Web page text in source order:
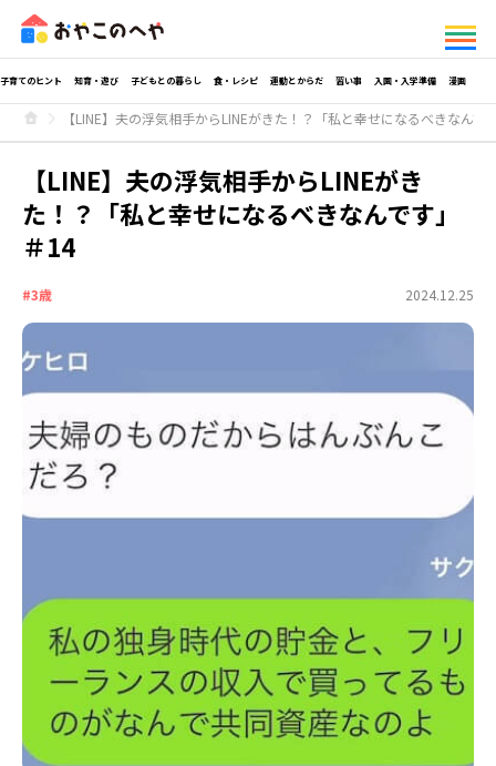
子育てのヒント 知育・遊び 子どもとの暮らし 食・レシピ 運動とからだ 習い事 入園・入学準備 漫画
【LINE】夫の浮気相手からLINEがきた！？「私と幸せになるべきなんで
【LINE】夫の浮気相手からLINEがき
た！？「私と幸せになるべきなんです」
＃14
#3歳 2024.12.25